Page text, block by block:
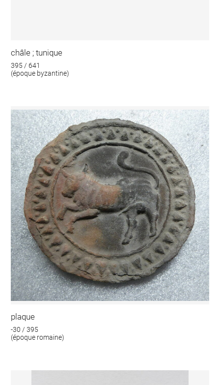
châle ; tunique
395 / 641
(époque byzantine)
plaque
-30 / 395
(époque romaine)